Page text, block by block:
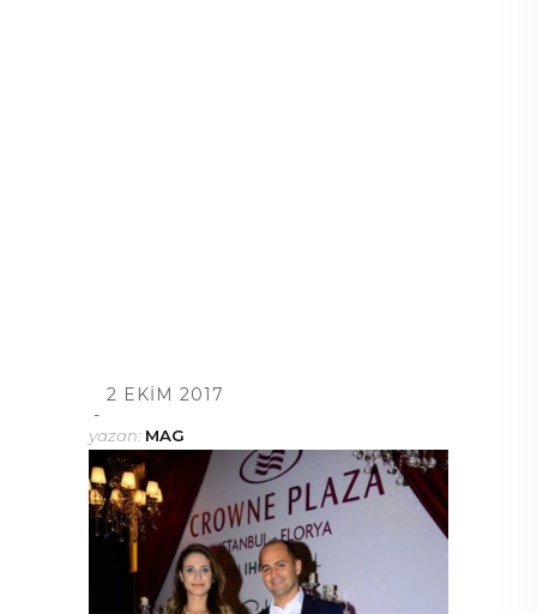
2 EKIM 2017
yazan: MAG